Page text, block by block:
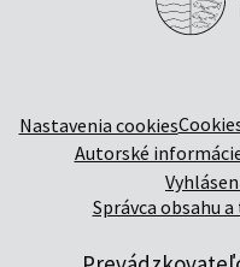
Nastavenia cookies
Autorské
Správca obsahu